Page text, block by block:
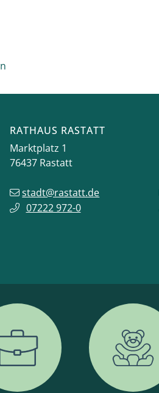
RATHAUS RASTATT
Marktplatz 1
76437 Rastatt
stadt@rastatt.de
07222 972-0